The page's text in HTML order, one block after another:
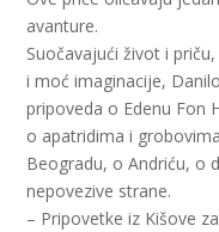
avanture.
Suočavajući život i
i moć imaginacije,
pripoveda o Edenu Fon
o apatridima i
Beogradu, o Andriću, o
nepovezive strane.
– Pripovetke iz Kišove